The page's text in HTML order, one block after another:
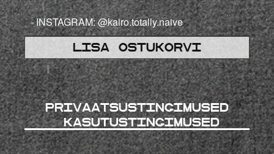
-INSTAGRAM:@kairo.totally.naive
Lisa ostukorvi
Privaatsustingimused
kasutustingimused